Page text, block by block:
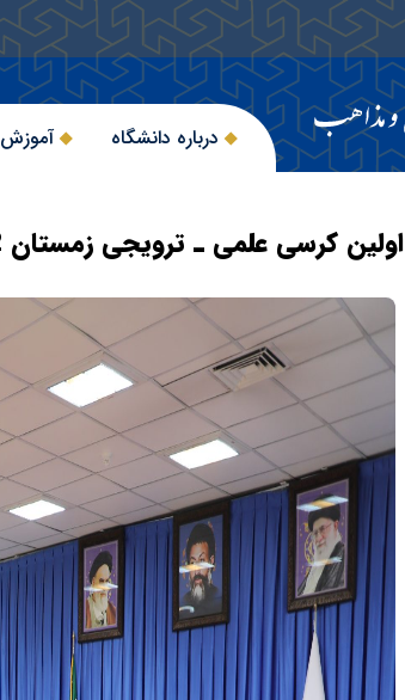
درباره دانشگاه آموزش
کرسی علمی ـ ترویجی زمستان 1402